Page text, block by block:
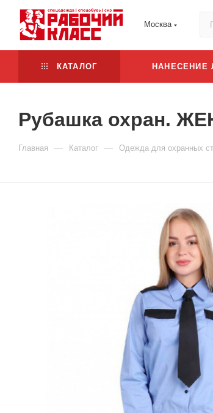
Москва
КАТАЛОГ НАНЕСЕНИЕ
Рубашка охран.
Главная — Каталог — Одежда для охранных